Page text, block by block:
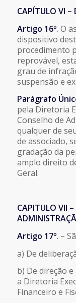
CAPÍTULO VI –
Artigo 16º. O
dispositivo
procedimento
reprovável,
grau de
suspensão e
Parágrafo
pela Diretoria
Conselho de
qualquer de
de associado,
gradação da
amplo direito
Geral.
CAPITULO VII
Artigo 17º. –
a) De
b) De direção
a Diretoria
Financeiro e